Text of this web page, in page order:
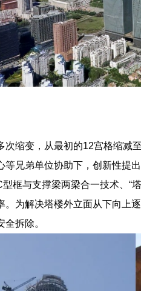
次缩变，从最初的12宫格缩减
等兄弟单位协助下，创新性提
框与支撑梁两梁合一技术、“
。为解决塔楼外立面从下向上
拆除。